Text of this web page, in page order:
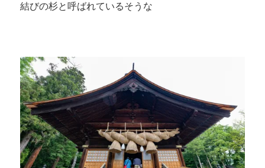
結びの杉と呼ばれているそうな